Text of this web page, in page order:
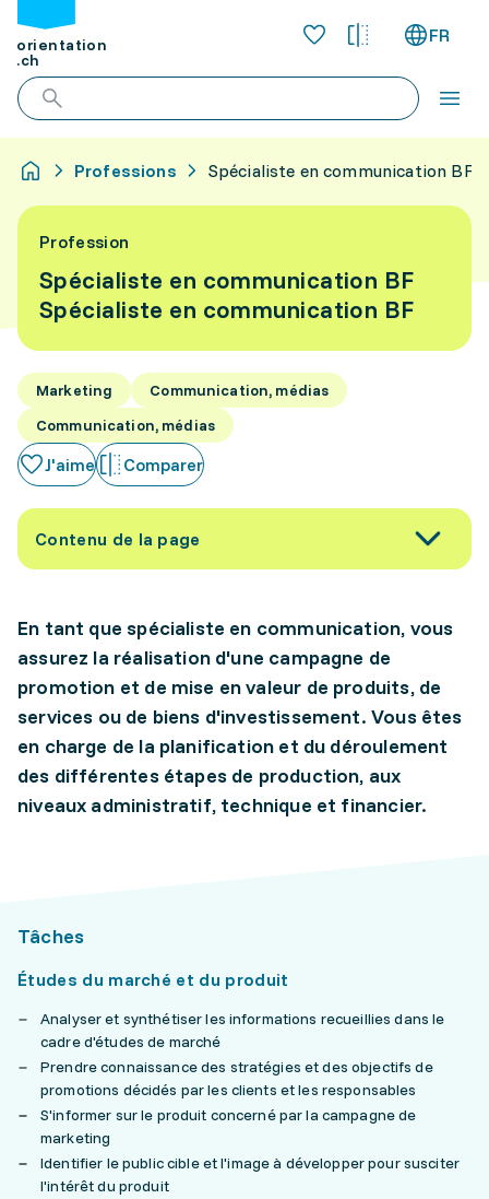
orientation
.ch
FR
Professions Spécialiste en communication BF
Profession
Spécialiste en communication BF
Spécialiste en communication BF
Marketing
Communication, médias
Communication, médias
J'aime Comparer
Contenu de la page
En tant que spécialiste en communication, vous
assurez la réalisation d'une campagne de
promotion et de mise en valeur de produits, de
services ou de biens d'investissement. Vous êtes
en charge de la planification et du déroulement
des différentes étapes de production, aux
niveaux administratif, technique et financier.
Tâches
Études du marché et du produit
Analyser et synthétiser les informations recueillies dans le
cadre d'études de marché
Prendre connaissance des stratégies et des objectifs de
promotions décidés par les clients et les responsables
S'informer sur le produit concerné par la campagne de
marketing
Identifier le public cible et l'image à développer pour susciter
l'intérêt du produit